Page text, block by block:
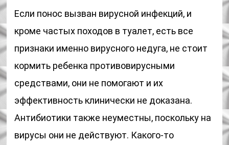
Если понос вызван вирусной инфекций, и
кроме частых походов в туалет, есть все
признаки именно вирусного недуга, не стоит
кормить ребенка противовирусными
средствами, они не помогают и их
эффективность клинически не доказана.
Антибиотики также неуместны, поскольку на
вирусы они не действуют. Какого-то